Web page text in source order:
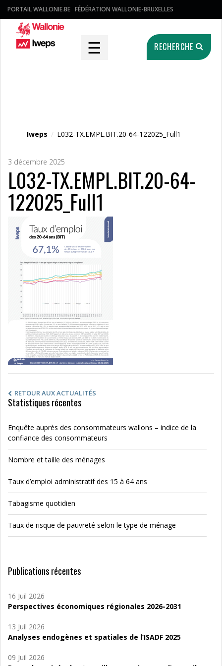
PORTAIL WALLONIE.BE FÉDÉRATION WALLONIE-BRUXELLES
☰ RECHERCHE
Iweps / L032-TX.EMPL.BIT.20-64-122025_Full1
3 décembre 2025
L032-TX.EMPL.BIT.20-64-
122025_Full1
RETOUR AUX ACTUALITÉS
Statistiques récentes
Enquête auprès des consommateurs wallons – indice de la
confiance des consommateurs
Nombre et taille des ménages
Taux d’emploi administratif des 15 à 64 ans
Tabagisme quotidien
Taux de risque de pauvreté selon le type de ménage
Publications récentes
16 Juil 2026
Perspectives économiques régionales 2026-2031
13 Juil 2026
Analyses endogènes et spatiales de l’ISADF 2025
09 Juil 2026